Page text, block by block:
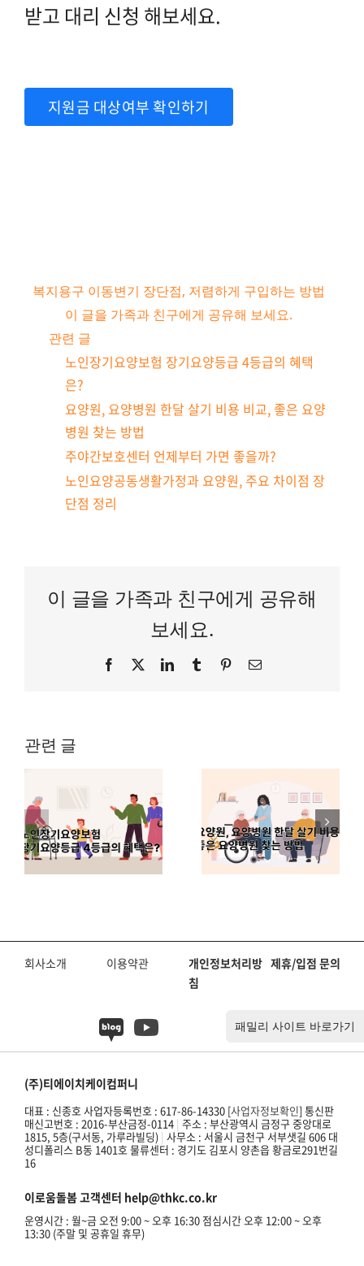
받고 대리 신청 해보세요.
지원금 대상여부 확인하기
복지용구 이동변기 장단점, 저렴하게 구입하는 방법
이 글을 가족과 친구에게 공유해 보세요.
관련 글
노인장기요양보험 장기요양등급 4등급의 혜택
은?
요양원, 요양병원 한달 살기 비용 비교, 좋은 요양
병원 찾는 방법
주야간보호센터 언제부터 가면 좋을까?
노인요양공동생활가정과 요양원, 주요 차이점 장
단점 정리
이 글을 가족과 친구에게 공유해
보세요.
Facebook
TwitterLinkedInTumblrPinterest
이
관련 글
병원 한달 살
기 비용 비
교, 좋은 요
주야간보호
센터 언제부
터 가면 좋을
회사소개 이용약관
개인정보처리방
침
제휴/입점 문의
(주)티에이치케이컴퍼니
대표 : 신종호 사업자등록번호 : 617-86-14330 [사업자정보확인] 통신판
매신고번호 : 2016-부산금정-0114| 주소 : 부산광역시 금정구 중앙대로
1815, 5층(구서동, 가루라빌딩)| 사무소 : 서울시 금천구 서부샛길 606 대
성디폴리스 B동 1401호 물류센터 : 경기도 김포시 양촌읍 황금로291번길
16
이로움돌봄 고객센터 help@thkc.co.kr
운영시간 : 월~금 오전 9:00 ~ 오후 16:30 점심시간 오후 12:00 ~ 오후
13:30 (주말 및 공휴일 휴무)